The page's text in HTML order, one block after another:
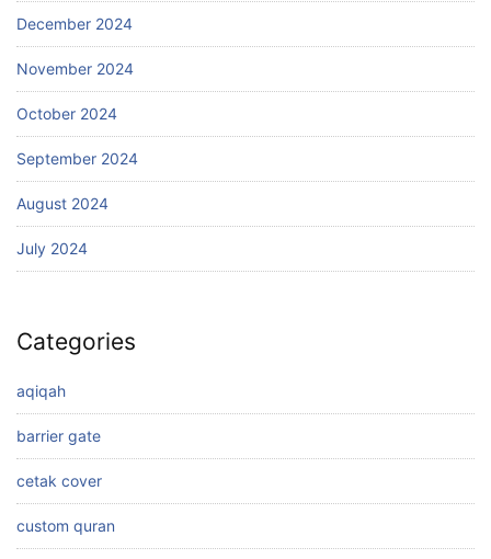
December 2024
November 2024
October 2024
September 2024
August 2024
July 2024
Categories
aqiqah
barrier gate
cetak cover
custom quran